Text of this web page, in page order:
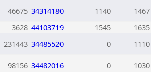
46675 34314180 1140 1467
3628 44103719 1545 1635
231443 34485520 0 1110
98156 34482016 0 1030